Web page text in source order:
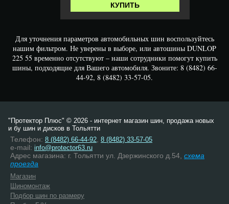
КУПИТЬ
Для уточнения параметров автомобильных шин воспользуйтесь
нашим фильтром. Не уверены в выборе, или автошины DUNLOP
225 55 временно отсутствуют – наши сотрудники помогут купить
шины, подходящие для Вашего автомобиля. Звоните: 8 (8482) 66-
44-92, 8 (8482) 33-57-05.
"Протектор Плюс" © 2026 - интернет магазин шин, продажа новых
и бу шин и дисков в Тольятти
Телефон: 8 (8482) 66-44-92 8 (8482) 33-57-05
e-mail: info@protector63.ru
Адрес магазина: г. Тольятти ул. Дзержинского д.54, схема
проезда
Магазин
Шиномонтаж
Подбор шин по размеру